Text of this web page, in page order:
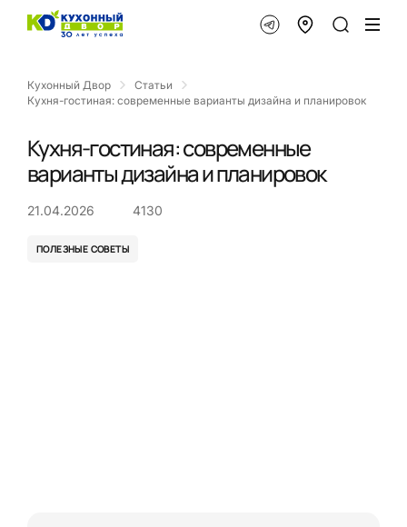
Кухонный Двор
Статьи
Кухня-гостиная: современные варианты дизайна и планировок
Кухня-гостиная: современные
варианты дизайна и планировок
21.04.2026 4130
ПОЛЕЗНЫЕ СОВЕТЫ